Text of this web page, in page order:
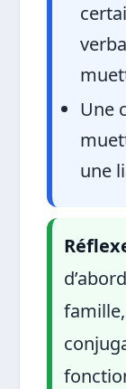
Une
une